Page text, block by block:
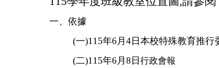
一、 依據
(一)115年6 月4日本校特殊教育推行
(二)115年6 月8日行政會報